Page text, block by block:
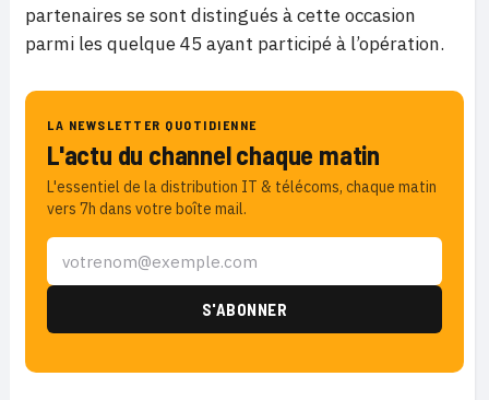
partenaires se sont distingués à cette occasion
parmi les quelque 45 ayant participé à l’opération.
LA NEWSLETTER QUOTIDIENNE
L'actu du channel chaque matin
L'essentiel de la distribution IT & télécoms, chaque matin
vers 7h dans votre boîte mail.